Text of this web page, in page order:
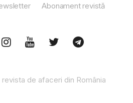
Abonament revistă
de afaceri din România